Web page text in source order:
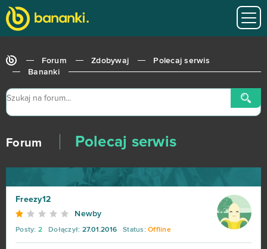
Forum Zdobywaj
Polecaj serwis
Bananki
Forum Polecaj serwis
Freezy12
Newby
Posty: 2 Dołączył: 27.01.2016 Status: Offline